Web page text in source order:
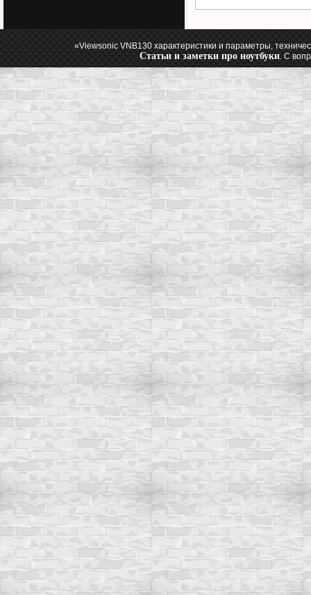
«Viewsonic VNB130 характеристики и параметры,
Статьи и заметки про ноутбуки. С